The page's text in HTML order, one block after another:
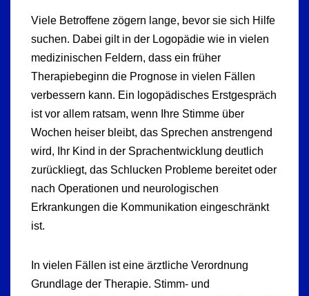
Viele Betroffene zögern lange, bevor sie sich Hilfe
suchen. Dabei gilt in der Logopädie wie in vielen
medizinischen Feldern, dass ein früher
Therapiebeginn die Prognose in vielen Fällen
verbessern kann. Ein logopädisches Erstgespräch
ist vor allem ratsam, wenn Ihre Stimme über
Wochen heiser bleibt, das Sprechen anstrengend
wird, Ihr Kind in der Sprachentwicklung deutlich
zurückliegt, das Schlucken Probleme bereitet oder
nach Operationen und neurologischen
Erkrankungen die Kommunikation eingeschränkt
ist.
In vielen Fällen ist eine ärztliche Verordnung
Grundlage der Therapie. Stimm- und